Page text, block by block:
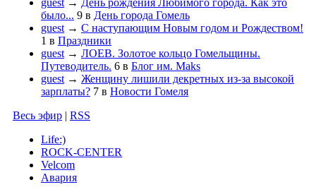
guest → День рождения Любимого города. Как это
было... 9 в День города Гомель
guest → С наступающим Новым годом и Рождеством!
1 в Праздники
guest → ЛОЕВ. Золотое кольцо Гомельщины.
Путеводитель. 6 в Блог им. Maks
guest → Женщину лишили декретных из-за высокой
зарплаты? 7 в Новости Гомеля
Весь эфир | RSS
Life:)
ROCK-CENTER
Velcom
Авария